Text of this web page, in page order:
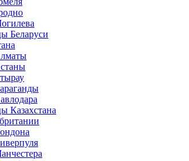
Беларуси
Казахстана